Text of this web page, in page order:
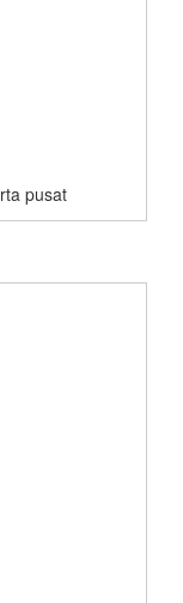
pusat